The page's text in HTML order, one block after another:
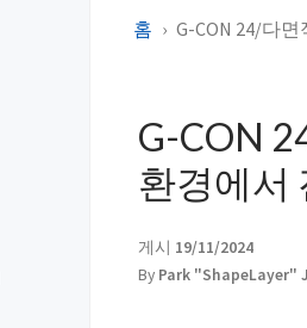
홈 G-CON 24/다
G-CON
환경에서
게시 19/11/2024
By Park "ShapeLayer"